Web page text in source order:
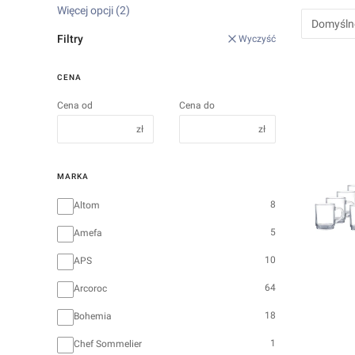
Więcej opcji (2)
Filtry Wyczyść
CENA
Cena od
zł
Cena do
zł
MARKA
MarkaAltom 8
Amefa 5
APS 10
Arcoroc 64
Bohemia 18
Chef Sommelier 1